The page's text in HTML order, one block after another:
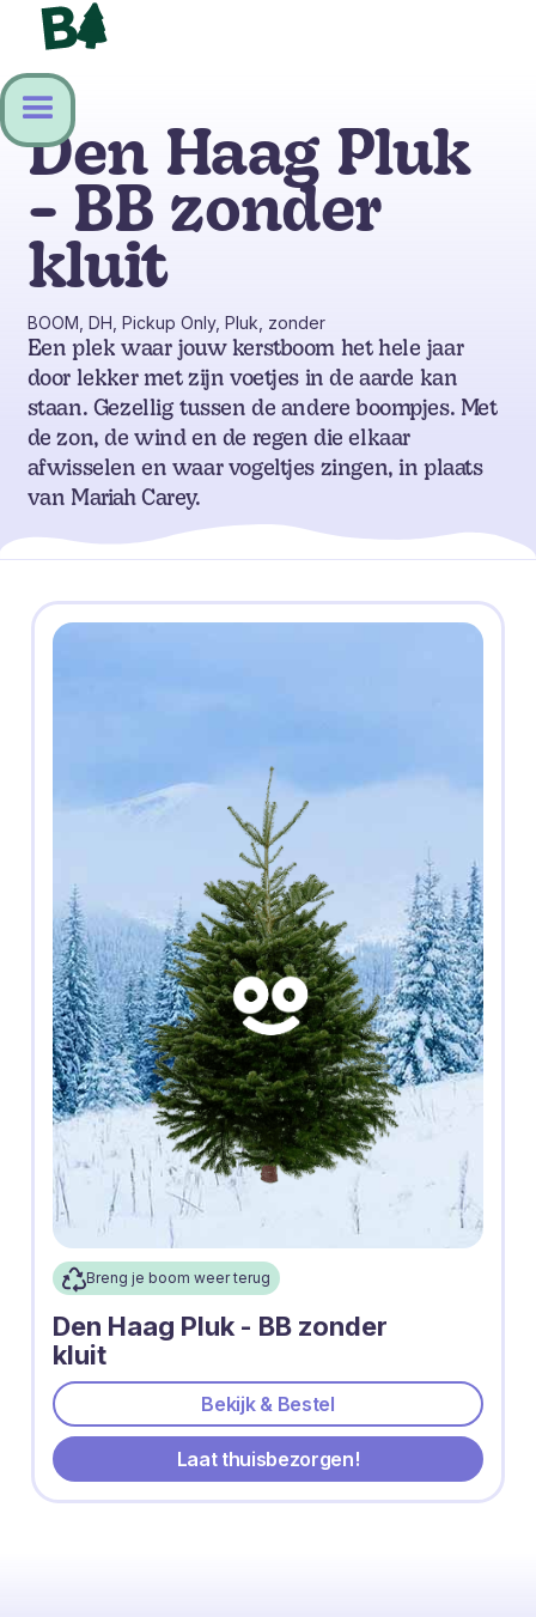
Den Haag Pluk
- BB zonder
kluit
BOOM, DH, Pickup Only, Pluk, zonder
Een plek waar jouw kerstboom het hele jaar
door lekker met zijn voetjes in de aarde kan
staan. Gezellig tussen de andere boompjes. Met
de zon, de wind en de regen die elkaar
afwisselen en waar vogeltjes zingen, in plaats
van Mariah Carey.
Breng je boom weer terug
Den Haag Pluk - BB zonder
kluit
Bekijk & Bestel
Laat thuisbezorgen!